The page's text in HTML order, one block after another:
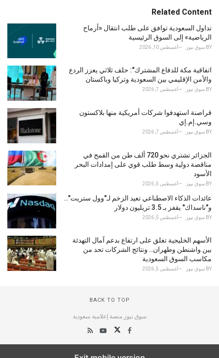
e
o
r
i
:
Related Content
تداول السعودية توافق على طلب انتقال «أرماح
الرياضية» إلى السوق الرئيسية
BY سوق نيوز أغسطس 10, 2026
اتفاقية مكة للدفاع المشترك": حلف ثلاثي يعزز الردع
والأمن الإقليمي بين السعودية وتركيا وباكستان
BY سوق نيوز أغسطس 7, 2026
قراصنة استهدفوا شركات أمريكية منها بلاكستون
وسي.إم.إي
BY سوق نيوز أغسطس 7, 2026
الجزائر تشتري نحو 720 ألف طن من القمح في
مناقصة دولية وسط طلب قوي على إمدادات البحر
الأسود
BY سوق نيوز أغسطس 5, 2026
عائدات الذكاء الاصطناعي تعيد الزخم لـ"وول ستريت"..
و"ناسداك" يقفز بـ 3.5 تريليون دولار
BY سوق نيوز أغسطس 5, 2026
الأسهم الخليجية تغلق على ارتفاع بدعم آمال التهدئة
بين واشنطن وطهران.. ونتائج الشركات تحد من
مكاسب السوق السعودية
BY سوق نيوز أغسطس 5, 2026
BACK TO TOP
سوق نيوز منصة إعلامية سعودية